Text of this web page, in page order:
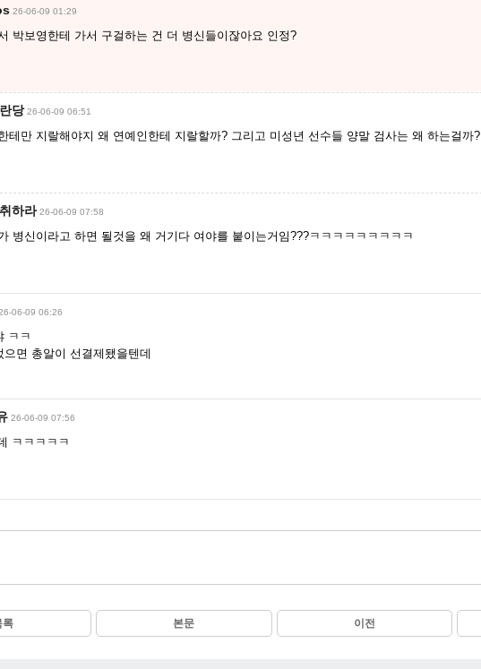
26-06-09 01:29
박보영한테 가서 구걸하는 건 더 병신들이잖아요 인정?
당 26-06-09 06:51
테만 지랄해야지 왜 연예인한테 지랄할까? 그리고 미성년 선수들 양말 검사는 왜 하는걸까?
하라 26-06-09 07:58
병신이라고 하면 될것을 왜 거기다 여야를 붙이는거임???ㅋㅋㅋㅋㅋㅋㅋㅋㅋ
06-09 06:26
ㅋㅋ
으면 총알이 선결제됐을텐데
26-06-09 07:56
ㅋㅋㅋㅋㅋ
록 본문 이전